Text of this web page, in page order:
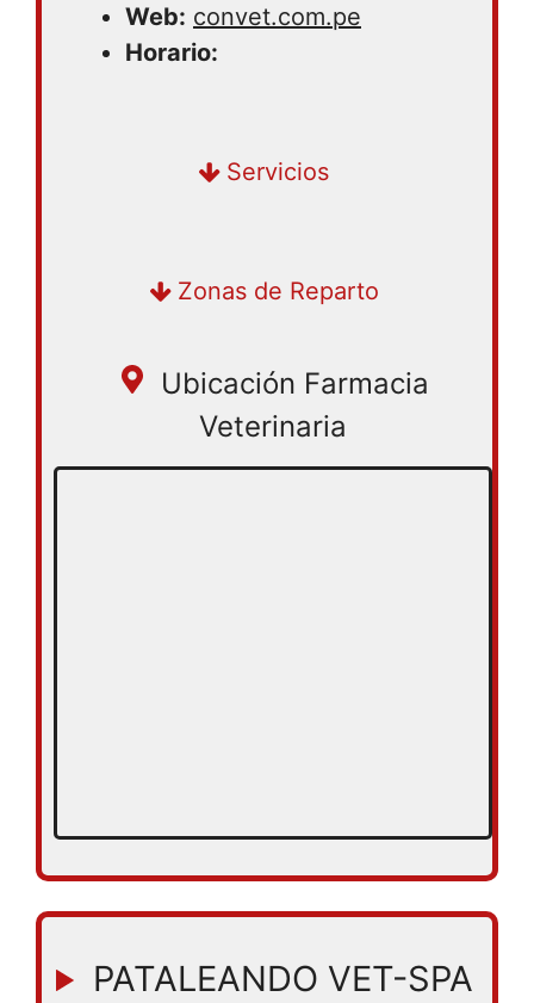
Web: convet.com.pe
Horario:
Compra en tienda | Recogida en
Servicios
Zonas de Reparto
Ubicación Farmacia
Veterinaria
PATALEANDO VET-SPA